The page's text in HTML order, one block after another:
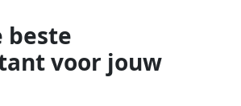
beste
voor jouw